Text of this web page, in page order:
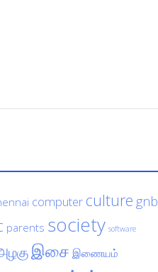
computer culture gnb
parents society software
இசை இணையம்